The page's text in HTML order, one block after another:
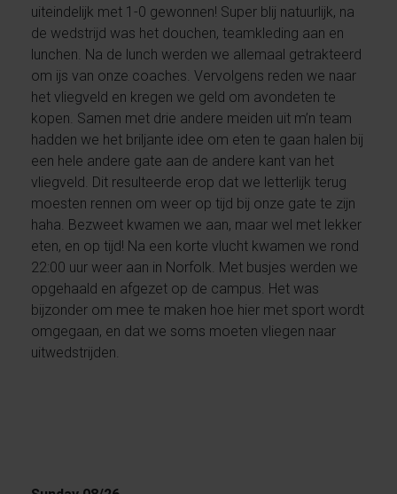
uiteindelijk met 1-0 gewonnen! Super blij natuurlijk, na
de wedstrijd was het douchen, teamkleding aan en
lunchen. Na de lunch werden we allemaal getrakteerd
om ijs van onze coaches. Vervolgens reden we naar
het vliegveld en kregen we geld om avondeten te
kopen. Samen met drie andere meiden uit m’n team
hadden we het briljante idee om eten te gaan halen bij
een hele andere gate aan de andere kant van het
vliegveld. Dit resulteerde erop dat we letterlijk terug
moesten rennen om weer op tijd bij onze gate te zijn
haha. Bezweet kwamen we aan, maar wel met lekker
eten, en op tijd! Na een korte vlucht kwamen we rond
22:00 uur weer aan in Norfolk. Met busjes werden we
opgehaald en afgezet op de campus. Het was
bijzonder om mee te maken hoe hier met sport wordt
omgegaan, en dat we soms moeten vliegen naar
uitwedstrijden.